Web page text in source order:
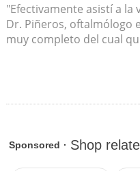
"Efectivamente asistí a la
Dr. Piñeros, oftalmólogo
muy completo del cual